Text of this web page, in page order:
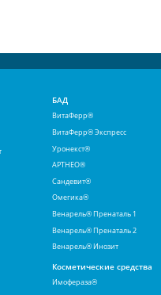
БАД
ВитаФерр®
ВитаФерр® Экспресс
Уронекст®
АРТНЕО®
Сандевит®
Омегика®
Венарель® Пренаталь 1
Венарель® Пренаталь 2
Венарель® Инозит
Косметические средства
Имофераза®